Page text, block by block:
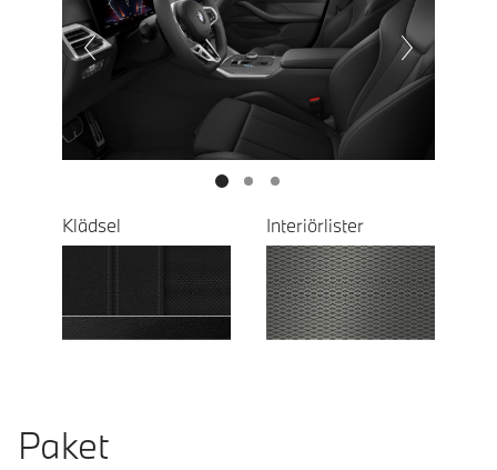
Prevoius
Next
Klädsel Interiörlister
Paket